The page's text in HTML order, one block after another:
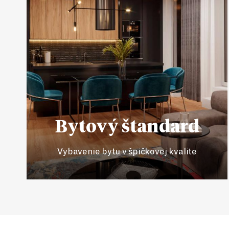
Bytový štandard
Vybavenie bytu v špičkovej kvalite